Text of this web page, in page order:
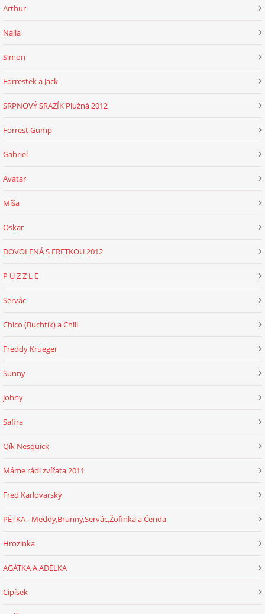
Arthur
Nalla
Simon
Forrestek a Jack
SRPNOVÝ SRAZÍK Plužná 2012
Forrest Gump
Gabriel
Avatar
Míša
Oskar
DOVOLENÁ S FRETKOU 2012
P U Z Z L E
Servác
Chico (Buchtík) a Chili
Freddy Krueger
Sunny
Johny
Safira
Qík Nesquick
Máme rádi zvířata 2011
Fred Karlovarský
PĚTKA - Meddy,Brunny,Servác,Žofinka a Čenda
Hrozinka
AGÁTKA A ADÉLKA
Cipísek